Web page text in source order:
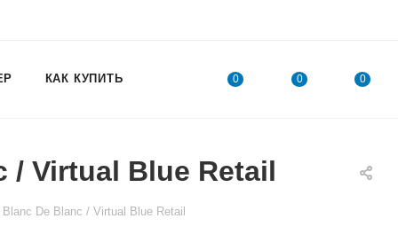
0 0 0
КАК КУПИТЬ
/ Virtual Blue Retail
De Blanc / Virtual Blue Retail